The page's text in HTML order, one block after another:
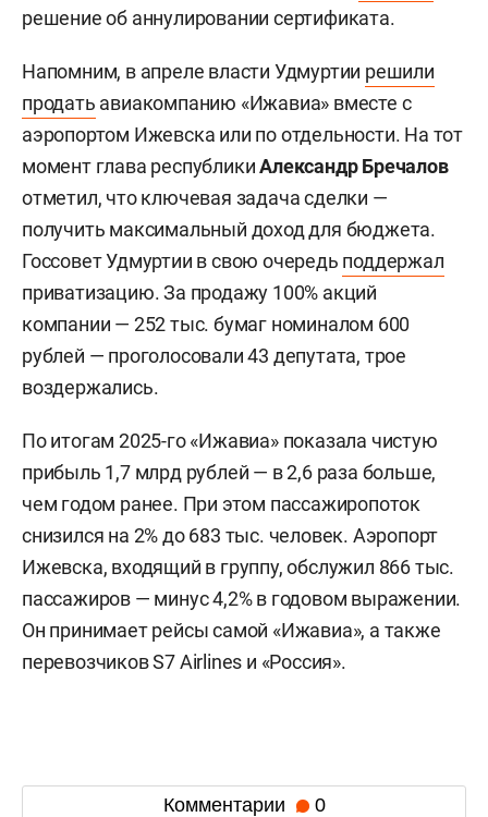
решение об аннулировании сертификата.
Напомним, в апреле власти Удмуртии решили
продать авиакомпанию «Ижавиа» вместе с
аэропортом Ижевска или по отдельности. На тот
момент глава республикиАлександр Бречалов
отметил, что ключевая задача сделки —
получить максимальный доход для бюджета.
Госсовет Удмуртии в свою очередь поддержал
приватизацию. За продажу 100% акций
компании — 252 тыс. бумаг номиналом 600
рублей — проголосовали 43 депутата, трое
воздержались.
По итогам 2025-го «Ижавиа» показала чистую
прибыль 1,7 млрд рублей — в 2,6 раза больше,
чем годом ранее. При этом пассажиропоток
снизился на 2% до 683 тыс. человек. Аэропорт
Ижевска, входящий в группу, обслужил 866 тыс.
пассажиров — минус 4,2% в годовом выражении.
Он принимает рейсы самой «Ижавиа», а также
перевозчиков S7 Airlines и «Россия».
Комментарии 0